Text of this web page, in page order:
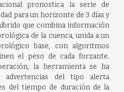
pronostica la serie de
para un horizonte de 3 días y
que combina información
de la cuenca, unida a un
base, con algoritmos
el peso de cada forzante.
la herramienta se ha
advertencias del tipo alerta
del tiempo de duración de la